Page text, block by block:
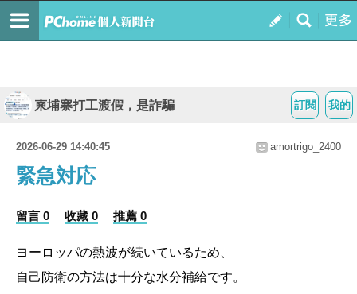
我的
訂閱
柬埔寨打工渡假，是詐騙
2026-06-29 14:40:45 amortrigo_2400
緊急対応
留言 0 收藏 0 推薦 0
ヨーロッパの熱波が続いているため、
自己防衛の方法は十分な水分補給です。